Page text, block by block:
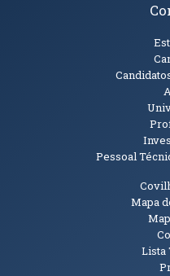
Pessoal
InformaçõesMapa
Lista